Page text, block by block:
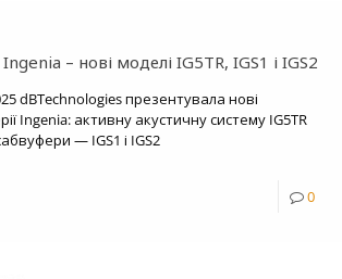
– нові моделі IG5TR, IGS1 і IGS2
dBTechnologies презентувала нові
Ingenia: активну акустичну систему IG5TR
— IGS1 і IGS2
0